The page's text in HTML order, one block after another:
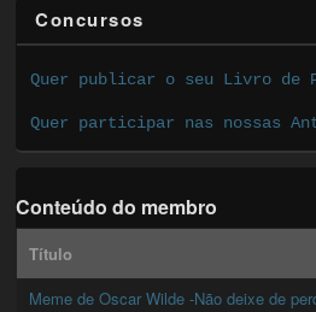
Concursos
Quer publicar o seu Livro de
Quer participar nas nossas
Conteúdo do membro
Título
Meme de Oscar Wilde -Não deixe de